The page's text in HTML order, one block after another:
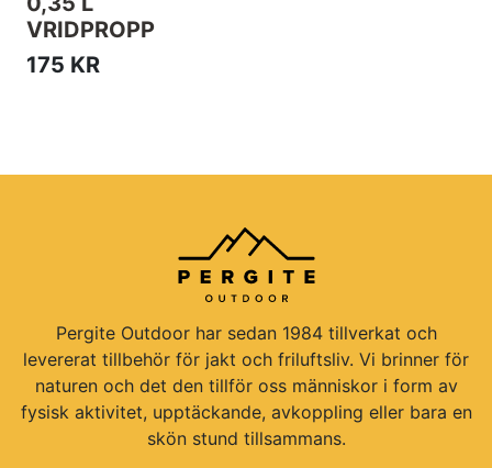
VRIDPROPP
175 KR
Pergite Outdoor har sedan 1984 tillverkat och
levererat tillbehör för jakt och friluftsliv. Vi brinner för
naturen och det den tillför oss människor i form av
fysisk aktivitet, upptäckande, avkoppling eller bara en
skön stund tillsammans.